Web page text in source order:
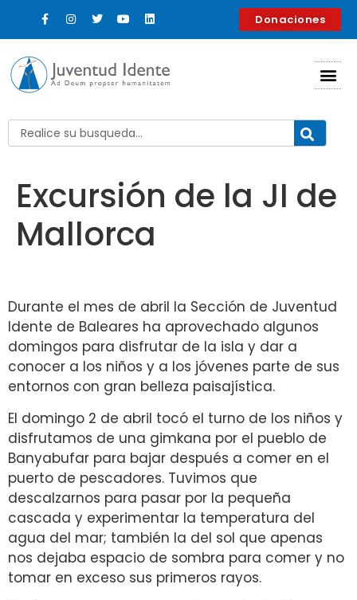
contenido Donaciones
Excursión de la JI de
Mallorca
Durante el mes de abril la Sección de Juventud
Idente de Baleares ha aprovechado algunos
domingos para disfrutar de la isla y dar a
conocer a los niños y a los jóvenes parte de sus
entornos con gran belleza paisajística.
El domingo 2 de abril tocó el turno de los niños y
disfrutamos de una gimkana por el pueblo de
Banyabufar para bajar después a comer en el
puerto de pescadores. Tuvimos que
descalzarnos para pasar por la pequeña
cascada y experimentar la temperatura del
agua del mar; también la del sol que apenas
nos dejaba espacio de sombra para comer y no
tomar en exceso sus primeros rayos.